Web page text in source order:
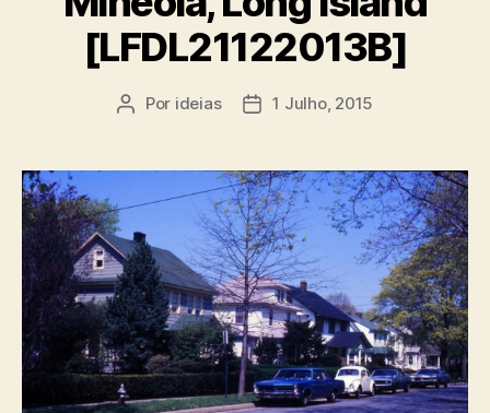
[LFDL21122013B]
Autor
Por ideias
Data1 Julho, 2015